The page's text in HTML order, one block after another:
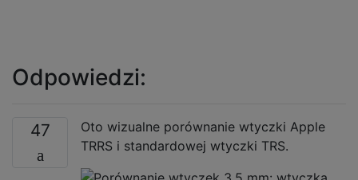
Odpowiedzi:
47
Oto wizualne porównanie wtyczki Apple
TRRS i standardowej wtyczki TRS.